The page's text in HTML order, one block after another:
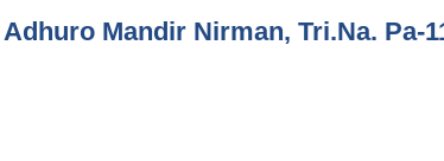
Mandir Nirman, Tri.Na. Pa-